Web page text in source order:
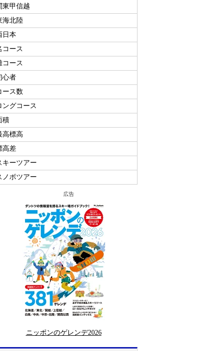
東甲信越
海北陸
日本
コース
コース
心者
ース数
ングコース
積
高標高
高差
キーツアー
ノボツアー
広告
ニッポンのゲレンデ2026